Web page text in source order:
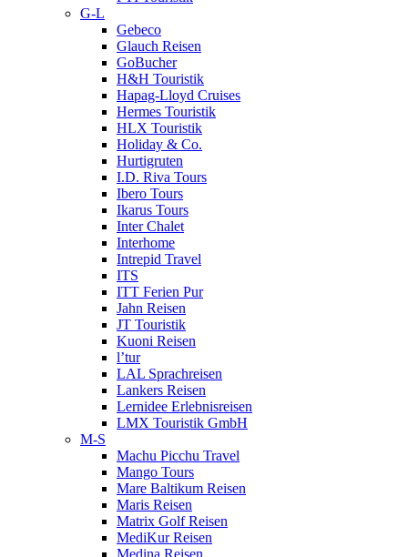
G-L
Gebeco
Glauch Reisen
GoBucher
H&H Touristik
Hapag-Lloyd Cruises
Hermes Touristik
HLX Touristik
Holiday & Co.
Hurtigruten
I.D. Riva Tours
Ibero Tours
Ikarus Tours
Inter Chalet
Interhome
Intrepid Travel
ITS
ITT Ferien Pur
Jahn Reisen
JT Touristik
Kuoni Reisen
l’tur
LAL Sprachreisen
Lankers Reisen
Lernidee Erlebnisreisen
LMX Touristik GmbH
M-S
Machu Picchu Travel
Mango Tours
Mare Baltikum Reisen
Maris Reisen
Matrix Golf Reisen
MediKur Reisen
Medina Reisen